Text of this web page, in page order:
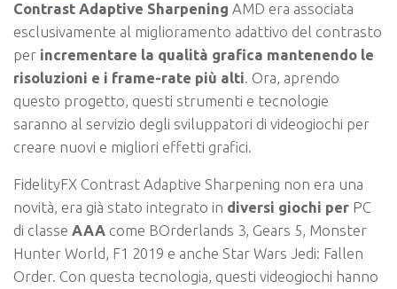
Contrast Adaptive Sharpening AMD era associata
esclusivamente al miglioramento adattivo del contrasto
per incrementare la qualità grafica mantenendo le
risoluzioni e i frame-rate più alti . Ora, aprendo
questo progetto, questi strumenti e tecnologie
saranno al servizio degli sviluppatori di videogiochi per
creare nuovi e migliori effetti grafici.
FidelityFX Contrast Adaptive Sharpening non era una
novità, era già stato integrato in diversi giochi per PC
di classe AAA come BOrderlands 3, Gears 5, Monster
Hunter World, F1 2019 e anche Star Wars Jedi: Fallen
Order. Con questa tecnologia, questi videogiochi hanno